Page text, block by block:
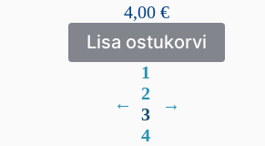
4,00€
Lisa ostukorvi
←
1
2
3
4
→